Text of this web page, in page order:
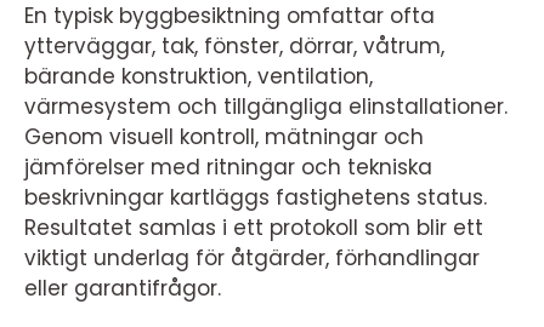
En typisk byggbesiktning omfattar ofta
ytterväggar, tak, fönster, dörrar, våtrum,
bärande konstruktion, ventilation,
värmesystem och tillgängliga elinstallationer.
Genom visuell kontroll, mätningar och
jämförelser med ritningar och tekniska
beskrivningar kartläggs fastighetens status.
Resultatet samlas i ett protokoll som blir ett
viktigt underlag för åtgärder, förhandlingar
eller garantifrågor.